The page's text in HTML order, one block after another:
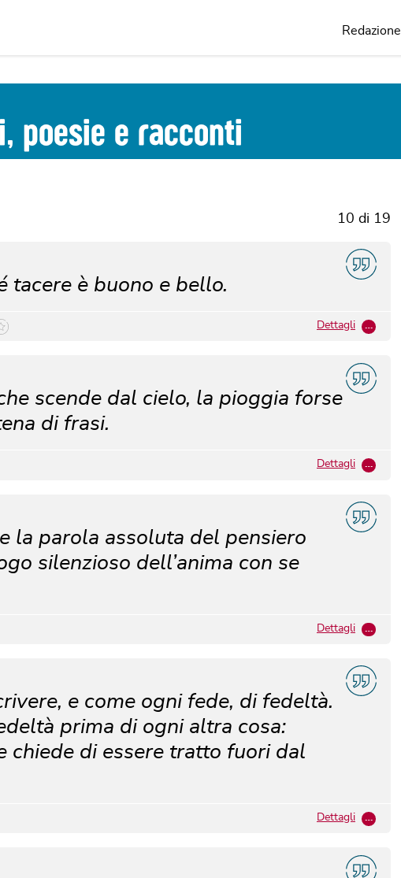
Redazione
poesie e racconti
10 di 19
tacere è buono e bello.
Dettagli …
scende dal cielo, la pioggia forse
di frasi.
Dettagli …
la parola assoluta del pensiero
silenzioso dell’anima con se
Dettagli …
e come ogni fede, di fedeltà.
prima di ogni altra cosa:
chiede di essere tratto fuori dal
Dettagli …